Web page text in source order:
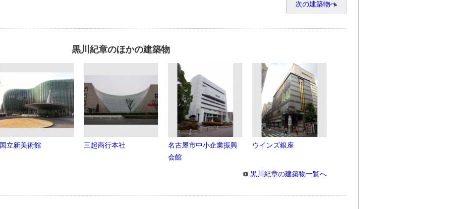
次の建築物へ
黒川紀章のほかの建築物
国立新美術館 三起商行本社
名古屋市中小企業振興
会館
ウインズ銀座
黒川紀章の建築物一覧へ